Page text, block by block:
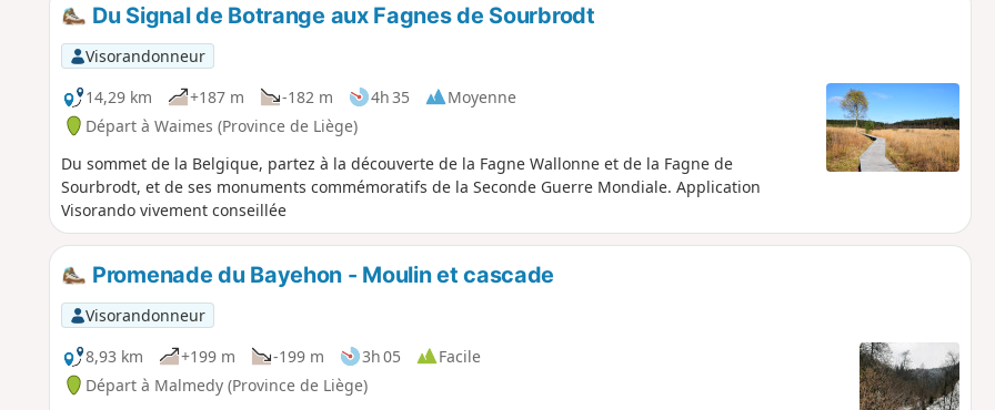
Du Signal de Botrange aux Fagnes de Sourbrodt
Visorandonneur
14,29 km
+187 m -182 m 4h 35
Moyenne
Départ à Waimes (Province de Liège)
Du sommet de la Belgique, partez à la découverte de la Fagne Wallonne et de la Fagne de
Sourbrodt, et de ses monuments commémoratifs de la Seconde Guerre Mondiale. Application
Visorando vivement conseillée
Promenade du Bayehon - Moulin et cascade
Visorandonneur
8,93 km
+199 m -199 m 3h 05
Facile
Départ à Malmedy (Province de Liège)